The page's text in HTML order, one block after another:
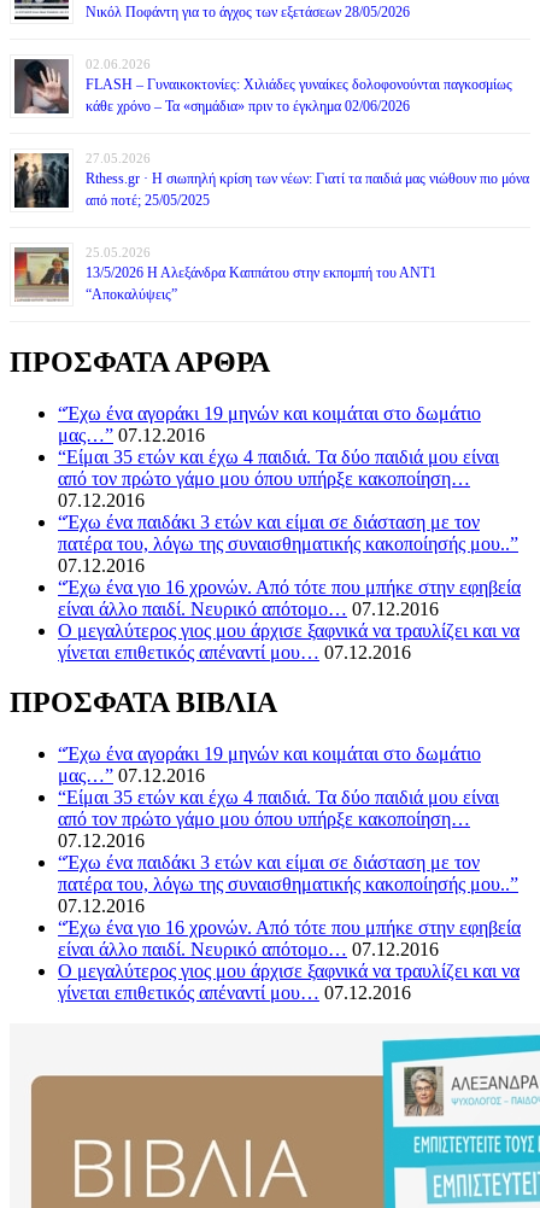
Νικόλ Ποφάντη για το άγχος των εξετάσεων 28/05/2026
02.06.2026
FLASH – Γυναικοκτονίες: Χιλιάδες γυναίκες δολοφονούνται παγκοσμίως
κάθε χρόνο – Τα «σημάδια» πριν το έγκλημα 02/06/2026
27.05.2026
Rthess.gr · Η σιωπηλή κρίση των νέων: Γιατί τα παιδιά μας νιώθουν πιο μόνα
από ποτέ; 25/05/2025
25.05.2026
13/5/2026 Η Αλεξάνδρα Καππάτου στην εκπομπή του ΑΝΤ1
“Αποκαλύψεις”
ΠΡΟΣΦΑΤΑ ΑΡΘΡΑ
“Έχω ένα αγοράκι 19 μηνών και κοιμάται στο δωμάτιο
μας…” 07.12.2016
“Είμαι 35 ετών και έχω 4 παιδιά. Τα δύο παιδιά μου είναι
από τον πρώτο γάμο μου όπου υπήρξε κακοποίηση…
07.12.2016
“Έχω ένα παιδάκι 3 ετών και είμαι σε διάσταση με τον
πατέρα του, λόγω της συναισθηματικής κακοποίησής μου..”
07.12.2016
“Έχω ένα γιο 16 χρονών. Από τότε που μπήκε στην εφηβεία
είναι άλλο παιδί. Νευρικό απότομο… 07.12.2016
O μεγαλύτερος γιος μου άρχισε ξαφνικά να τραυλίζει και να
γίνεται επιθετικός απέναντί μου… 07.12.2016
ΠΡΟΣΦΑΤΑ ΒΙΒΛΙΑ
“Έχω ένα αγοράκι 19 μηνών και κοιμάται στο δωμάτιο
μας…” 07.12.2016
“Είμαι 35 ετών και έχω 4 παιδιά. Τα δύο παιδιά μου είναι
από τον πρώτο γάμο μου όπου υπήρξε κακοποίηση…
07.12.2016
“Έχω ένα παιδάκι 3 ετών και είμαι σε διάσταση με τον
πατέρα του, λόγω της συναισθηματικής κακοποίησής μου..”
07.12.2016
“Έχω ένα γιο 16 χρονών. Από τότε που μπήκε στην εφηβεία
είναι άλλο παιδί. Νευρικό απότομο… 07.12.2016
O μεγαλύτερος γιος μου άρχισε ξαφνικά να τραυλίζει και να
γίνεται επιθετικός απέναντί μου… 07.12.2016